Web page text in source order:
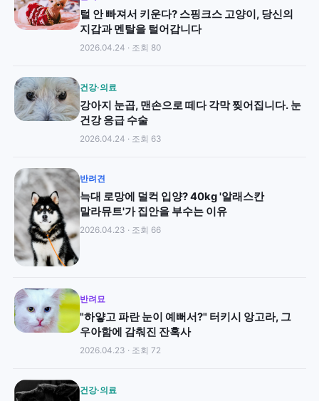
털 안 빠져서 키운다? 스핑크스 고양이, 당신의
지갑과 멘탈을 털어갑니다
2026.04.24 · 조회 80
건강·의료
강아지 눈곱, 맨손으로 떼다 각막 찢어집니다. 눈
건강 응급 수술
2026.04.24 · 조회 63
반려견
늑대 로망에 덜컥 입양? 40kg '알래스칸
말라뮤트'가 집안을 부수는 이유
2026.04.23 · 조회 66
반려묘
"하얗고 파란 눈이 예뻐서?" 터키시 앙고라, 그
우아함에 감춰진 잔혹사
2026.04.23 · 조회 72
건강·의료